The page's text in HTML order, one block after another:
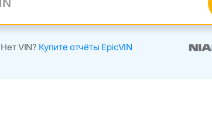
Нет VIN? Купите отчёты EpicVIN